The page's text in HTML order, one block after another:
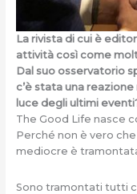
La rivista di cui è
attività così come
Dal suo osservatorio
c’è stata una
luce degli ultimi
The Good Life nasce
Perché non è vero
mediocre è
Sono tramontati tutti